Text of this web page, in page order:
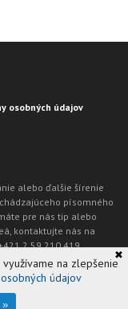
osobných údajov
alebo ďalšie šírenie
písomného
pre nás tip alebo
kontaktujte nás na
2 59 210 419.
je možné zaslať
č. 265/2022 Z. z.
využívame na zlepšenie
údajov
✖